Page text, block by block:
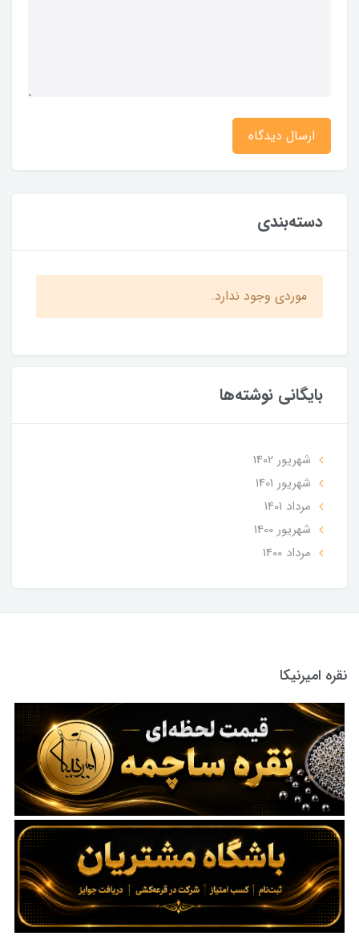
ارسال دیدگاه
دسته‌بندی
موردی وجود ندارد.
بایگانی نوشته‌ها
شهریور 1402
شهریور 1401
مرداد 1401
شهریور 1400
مرداد 1400
نقره امیرنیکا